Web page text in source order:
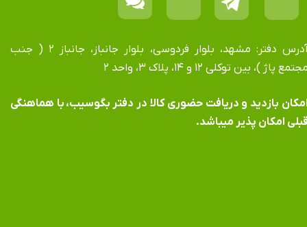
آدرس دفتر: مشهد، بلوار فردوسی، بلوار جانباز، جانباز ۲ ( جنب
پاژ )، بین توکلی ۱۲ و ۱۴، پلاک ۳، واحد ۲
بازدید و دریافت حضوری کالا در دفتر بگوسیب، با هماهنگی
امکان پذیر میباشد.